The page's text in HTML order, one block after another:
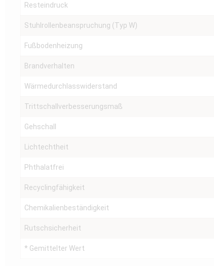
Resteindruck
Stuhlrollenbeanspruchung (Typ W)
Fußbodenheizung
Brandverhalten
Wärmedurchlasswiderstand
Trittschallverbesserungsmaß
Gehschall
Lichtechtheit
Phthalatfrei
Recyclingfähigkeit
Chemikalienbeständigkeit
Rutschsicherheit
* Gemittelter Wert